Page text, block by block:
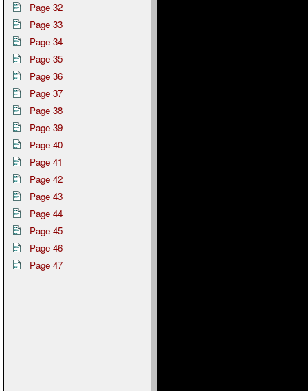
Page 32
Page 33
Page 34
Page 35
Page 36
Page 37
Page 38
Page 39
Page 40
Page 41
Page 42
Page 43
Page 44
Page 45
Page 46
Page 47